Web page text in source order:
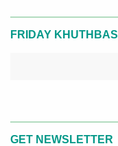
FRIDAY KHUTHBAS
GET NEWSLETTER